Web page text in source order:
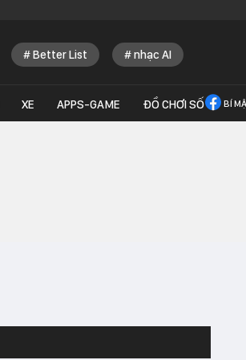
Better List nhạc AI
XE APPS-GAME ĐỒ CHƠI SỐ BÍ